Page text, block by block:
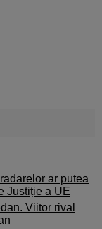
ar putea
Justiție a UE
Viitor rival